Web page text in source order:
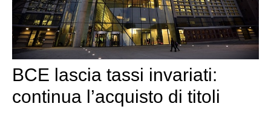
BCE lascia tassi invariati:
continua l’acquisto di titoli